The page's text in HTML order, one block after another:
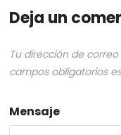
Deja un
Tu dirección de
campos obligatorios
Mensaje